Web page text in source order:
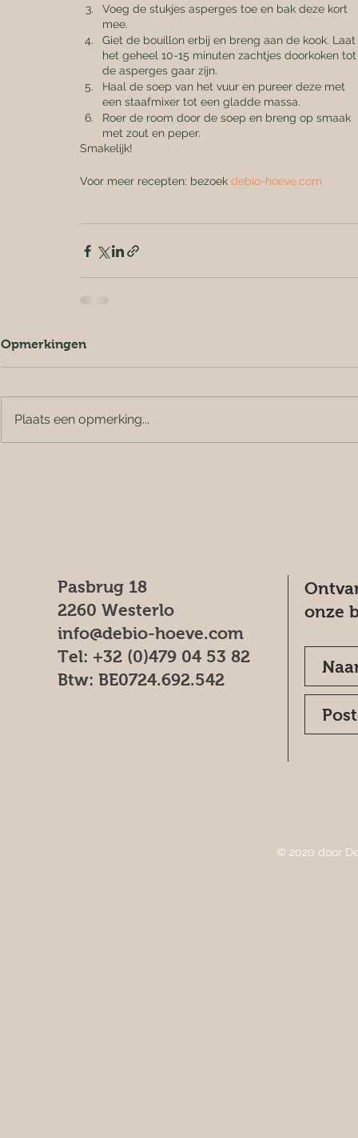
Voeg de stukjes asperges toe en bak deze kort
mee.
Giet de bouillon erbij en breng aan de kook. Laat
het geheel 10-15 minuten zachtjes doorkoken
de asperges gaar zijn.
Haal de soep van het vuur en pureer deze met
een staafmixer tot een gladde massa.
Roer de room door de soep en breng op smaak
met zout en peper.
Smakelijk!
Voor meer recepten: bezoek debio-hoeve.com
Opmerkingen
Plaats een opmerking...
Pasbrug 18
2260 Westerlo
info@debio-hoeve.com
Tel: +32 (0)479 04 53 82
Btw: BE0724.692.542
onze
© 2020 door